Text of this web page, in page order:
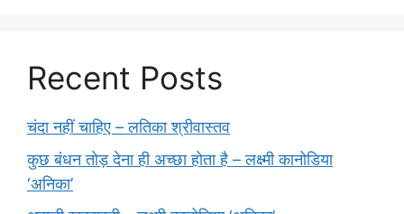
Recent Posts
चंदा नहीं चाहिए – लतिका श्रीवास्तव
कुछ बंधन तोड़ देना ही अच्छा होता है – लक्ष्मी कानोडिया
‘अनिका’